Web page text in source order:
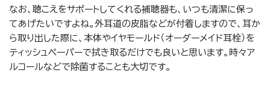
なお、聴こえをサポートしてくれる補聴器も、いつも清潔に保っ
てあげたいですよね。外耳道の皮脂などが付着しますので、耳か
ら取り出した際に、本体やイヤモールド（オーダーメイド耳栓）を
ティッシュペーパーで拭き取るだけでも良いと思います。時々ア
ルコールなどで除菌することも大切です。